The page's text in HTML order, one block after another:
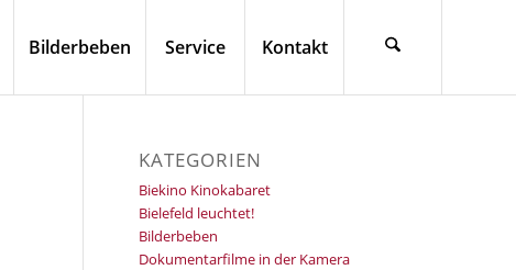
Bilderbeben Service Kontakt
KATEGORIEN
Biekino Kinokabaret
Bielefeld leuchtet!
Bilderbeben
Dokumentarfilme in der Kamera